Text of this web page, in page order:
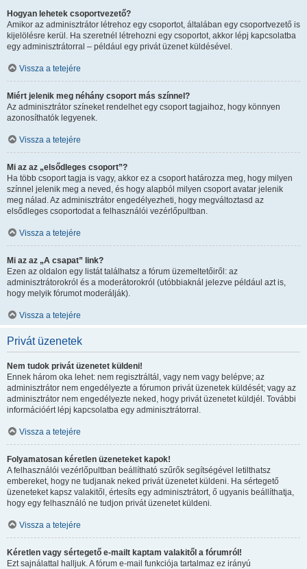
Hogyan lehetek csoportvezető?
Amikor az adminisztrátor létrehoz egy csoportot, általában egy csoportvezető is
kijelölésre kerül. Ha szeretnél létrehozni egy csoportot, akkor lépj kapcsolatba
egy adminisztrátorral – például egy privát üzenet küldésével.
Vissza a tetejére
Miért jelenik meg néhány csoport más színnel?
Az adminisztrátor színeket rendelhet egy csoport tagjaihoz, hogy könnyen
azonosíthatók legyenek.
Vissza a tetejére
Mi az az „elsődleges csoport”?
Ha több csoport tagja is vagy, akkor ez a csoport határozza meg, hogy milyen
színnel jelenik meg a neved, és hogy alapból milyen csoport avatar jelenik
meg nálad. Az adminisztrátor engedélyezheti, hogy megváltoztasd az
elsődleges csoportodat a felhasználói vezérlőpultban.
Vissza a tetejére
Mi az az „A csapat” link?
Ezen az oldalon egy listát találhatsz a fórum üzemeltetőiről: az
adminisztrátorokról és a moderátorokról (utóbbiaknál jelezve például azt is,
hogy melyik fórumot moderálják).
Vissza a tetejére
Privát üzenetek
Nem tudok privát üzenetet küldeni!
Ennek három oka lehet: nem regisztráltál, vagy nem vagy belépve; az
adminisztrátor nem engedélyezte a fórumon privát üzenetek küldését; vagy az
adminisztrátor nem engedélyezte neked, hogy privát üzenetet küldjél. További
információért lépj kapcsolatba egy adminisztrátorral.
Vissza a tetejére
Folyamatosan kéretlen üzeneteket kapok!
A felhasználói vezérlőpultban beállítható szűrők segítségével letilthatsz
embereket, hogy ne tudjanak neked privát üzenetet küldeni. Ha sértegető
üzeneteket kapsz valakitől, értesíts egy adminisztrátort, ő ugyanis beállíthatja,
hogy egy felhasználó ne tudjon privát üzenetet küldeni.
Vissza a tetejére
Kéretlen vagy sértegető e-mailt kaptam valakitől a fórumról!
Ezt sajnálattal halljuk. A fórum e-mail funkciója tartalmaz ez irányú